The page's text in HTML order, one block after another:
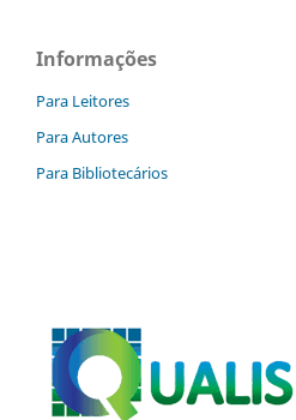
Informações
Para Leitores
Para Autores
Para Bibliotecários